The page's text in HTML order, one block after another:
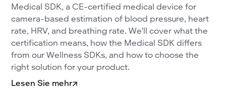
Medical SDK, a CE-certified medical device for
camera-based estimation of blood pressure, heart
rate, HRV, and breathing rate. We'll cover what the
certification means, how the Medical SDK differs
from our Wellness SDKs, and how to choose the
right solution for your product.
Lesen Sie mehr